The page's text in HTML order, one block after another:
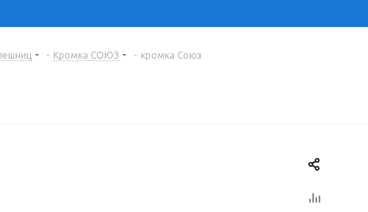
- Кромка СОЮЗ - кромка Союз